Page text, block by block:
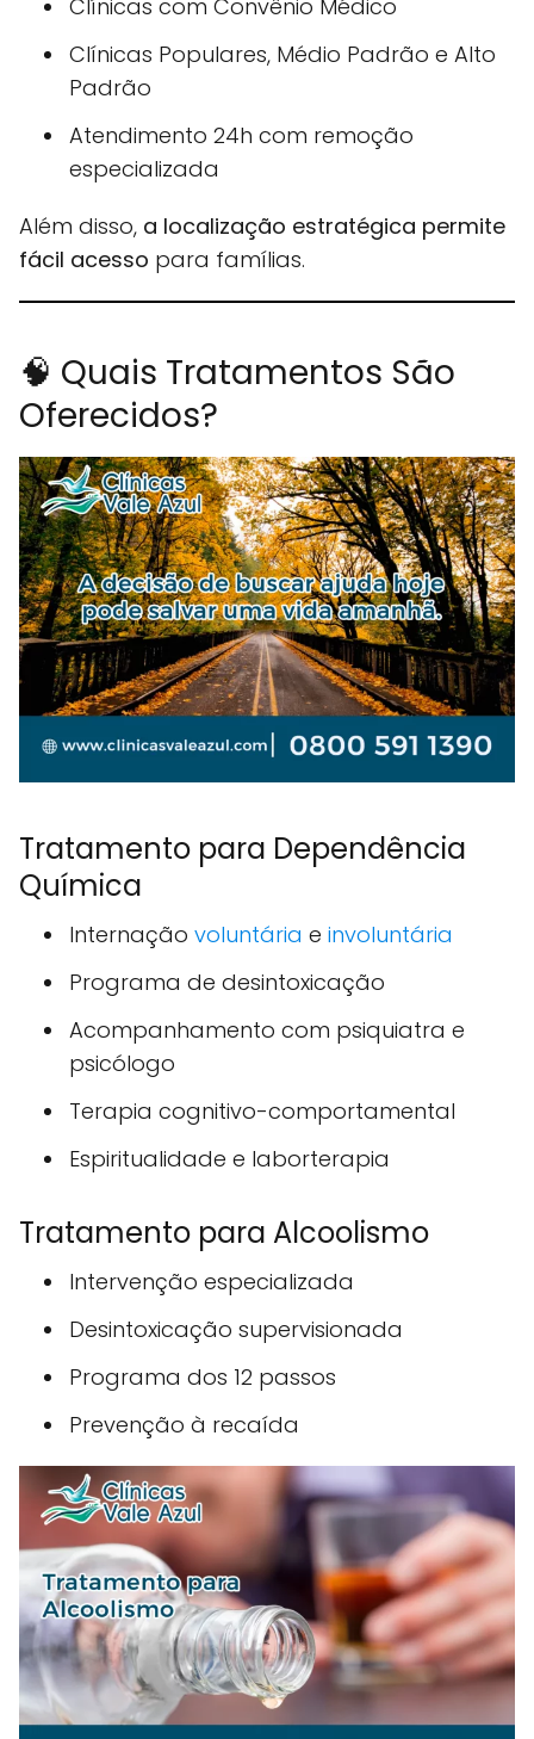
Clínicas com Convênio Médico
Clínicas Populares, Médio Padrão e Alto
Padrão
Atendimento 24h com remoção
especializada
Além disso, a localização estratégica permite
fácil acesso para famílias.
🧠 Quais Tratamentos São
Oferecidos?
Tratamento para Dependência
Química
Internação voluntária e involuntária
Programa de desintoxicação
Acompanhamento com psiquiatra e
psicólogo
Terapia cognitivo-comportamental
Espiritualidade e laborterapia
Tratamento para Alcoolismo
Intervenção especializada
Desintoxicação supervisionada
Programa dos 12 passos
Prevenção à recaída